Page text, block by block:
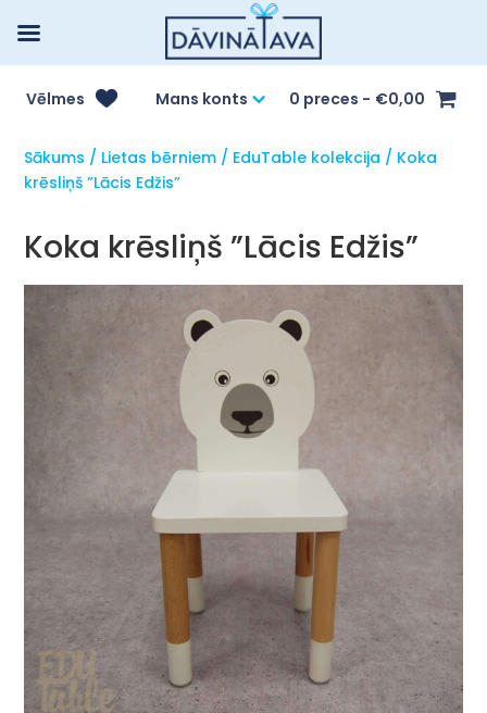
Vēlmes Mans konts 0 preces €0,00
Sākums / Lietas bērniem / EduTable kolekcija / Koka
krēsliņš ”Lācis Edžis”
Koka krēsliņš ”Lācis Edžis”